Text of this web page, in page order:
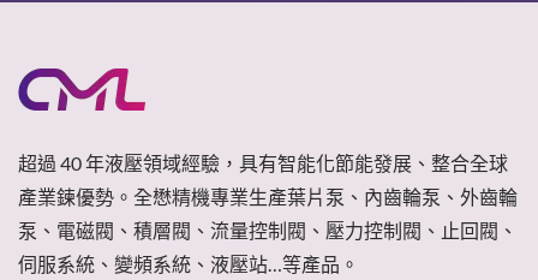
超過 40 年液壓領域經驗，具有智能化節能發展、整合全球
產業鍊優勢。全懋精機專業生產葉片泵、內齒輪泵、外齒輪
泵、電磁閥、積層閥、流量控制閥、壓力控制閥、止回閥、
伺服系統、變頻系統、液壓站…等產品。